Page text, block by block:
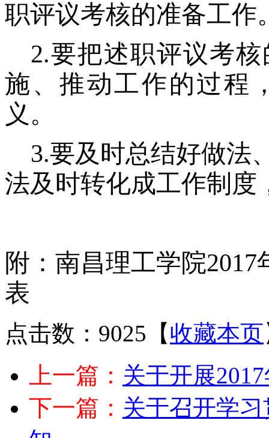
职评议考核的准备工作
2.要把述职评议考
施、推动工作的过程
义。
3.要及时总结好做法
法及时转化成工作制度
附 ： 南昌理工学院2017
表
点击数：9025 【收藏本页
上一篇： 关于开展
下一篇： 关于召开学